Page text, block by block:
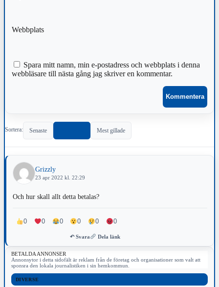
Webbplats
Spara mitt namn, min e-postadress och webbplats i denna
webbläsare till nästa gång jag skriver en kommentar.
Sortera: Senaste Mest gillade
Grizzly
23 apr 2022 kl. 22:29
Och hur skall allt detta betalas?
0 0 0 0 0 0
↶ Svara Dela länk
BETALDA ANNONSER
Annonsytor i detta sidofält är reklam från de företag och organisationer som valt att
sponsra den lokala journalistiken i sin hemkommun.
DIVERSE